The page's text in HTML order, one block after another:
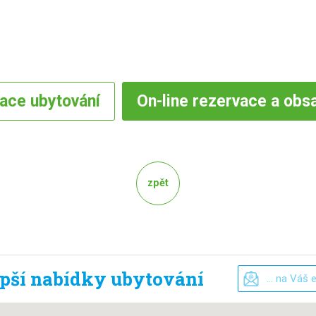
ubytování On-line rezervace a
zpět
nabídky ubytování